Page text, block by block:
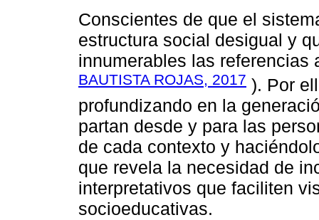
Conscientes de que el
estructura social desigual y
innumerables las referencias
BAUTISTA ROJAS, 2017 ). Por
profundizando en la
partan desde y para las
de cada contexto y
que revela la necesidad de
interpretativos que faciliten
socioeducativas.